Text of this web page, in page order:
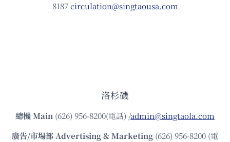
8187circulation@singtaousa.com
洛杉磯
總機Main (626) 956-8200(電話) /admin@singtaola.com
廣告/市場部Advertising & Marketing (626) 956-8200 (電